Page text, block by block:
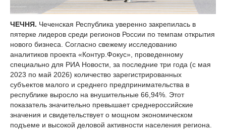
ЧЕЧНЯ. Чеченская Республика уверенно закрепилась в
пятерке лидеров среди регионов России по темпам открытия
нового бизнеса. Согласно свежему исследованию
аналитиков проекта «Контур.Фокус», проведенному
специально для РИА Новости, за последние три года (с мая
2023 по май 2026) количество зарегистрированных
субъектов малого и среднего предпринимательства в
республике выросло на внушительные 66,94%. Этот
показатель значительно превышает среднероссийские
значения и свидетельствует о мощном экономическом
подъеме и высокой деловой активности населения региона.